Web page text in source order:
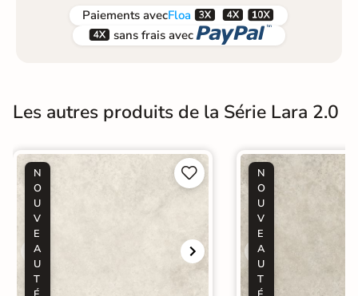
Paiements avecFloa  
 sans frais avec 
Les autres produits de la Série Lara 2.0
N
O
U
V
E
A
U
T


N
O
U
V
E
A
U
T